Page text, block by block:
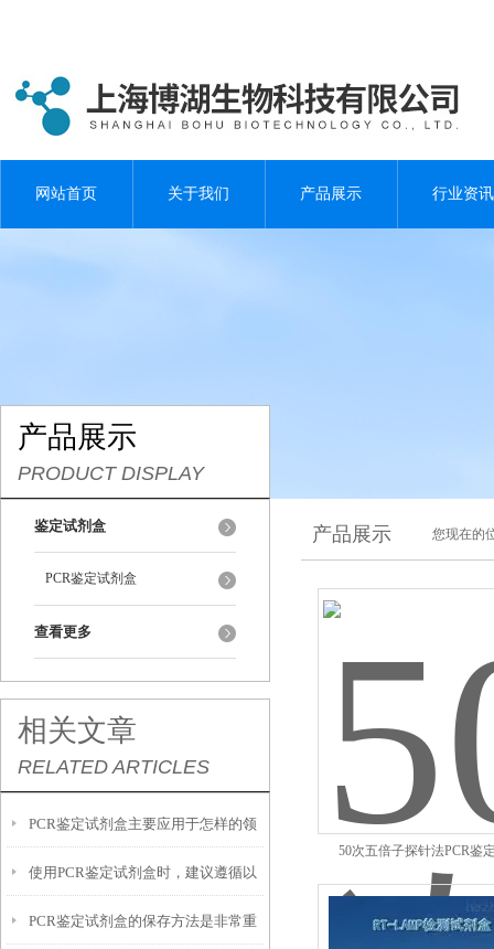
网站首页 关于我们 产品展示 行业资讯
产品展示
PRODUCT DISPLAY
鉴定试剂盒
PCR鉴定试剂盒
查看更多
相关文章
RELATED ARTICLES
PCR鉴定试剂盒主要应用于怎样的领
域呢？
使用PCR鉴定试剂盒时，建议遵循以
下几点注意事项
PCR鉴定试剂盒的保存方法是非常重
产品展示 您现在的
50次五倍子探针法PCR鉴